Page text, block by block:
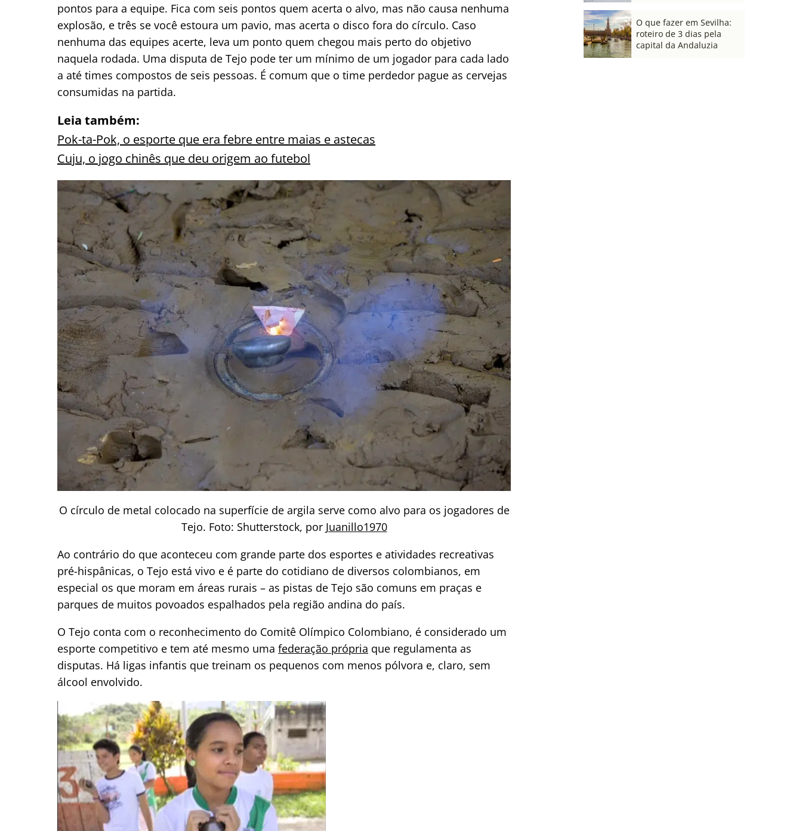
pontos para a equipe. Fica com seis pontos quem acerta o alvo, mas não causa nenhuma
explosão, e três se você estoura um pavio, mas acerta o disco fora do círculo. Caso
nenhuma das equipes acerte, leva um ponto quem chegou mais perto do objetivo
naquela rodada. Uma disputa de Tejo pode ter um mínimo de um jogador para cada lado
a até times compostos de seis pessoas. É comum que o time perdedor pague as cervejas
consumidas na partida.
Leia também:
Pok-ta-Pok, o esporte que era febre entre maias e astecas
Cuju, o jogo chinês que deu origem ao futebol
O círculo de metal colocado na superfície de argila serve como alvo para os jogadores de
Tejo. Foto: Shutterstock, por Juanillo1970
Ao contrário do que aconteceu com grande parte dos esportes e atividades recreativas
pré-hispânicas, o Tejo está vivo e é parte do cotidiano de diversos colombianos, em
especial os que moram em áreas rurais – as pistas de Tejo são comuns em praças e
parques de muitos povoados espalhados pela região andina do país.
O Tejo conta com o reconhecimento do Comitê Olímpico Colombiano, é considerado um
esporte competitivo e tem até mesmo uma federação própria que regulamenta as
disputas. Há ligas infantis que treinam os pequenos com menos pólvora e, claro, sem
álcool envolvido.
O que fazer em Sevilha:
roteiro de 3 dias pela
capital da Andaluzia